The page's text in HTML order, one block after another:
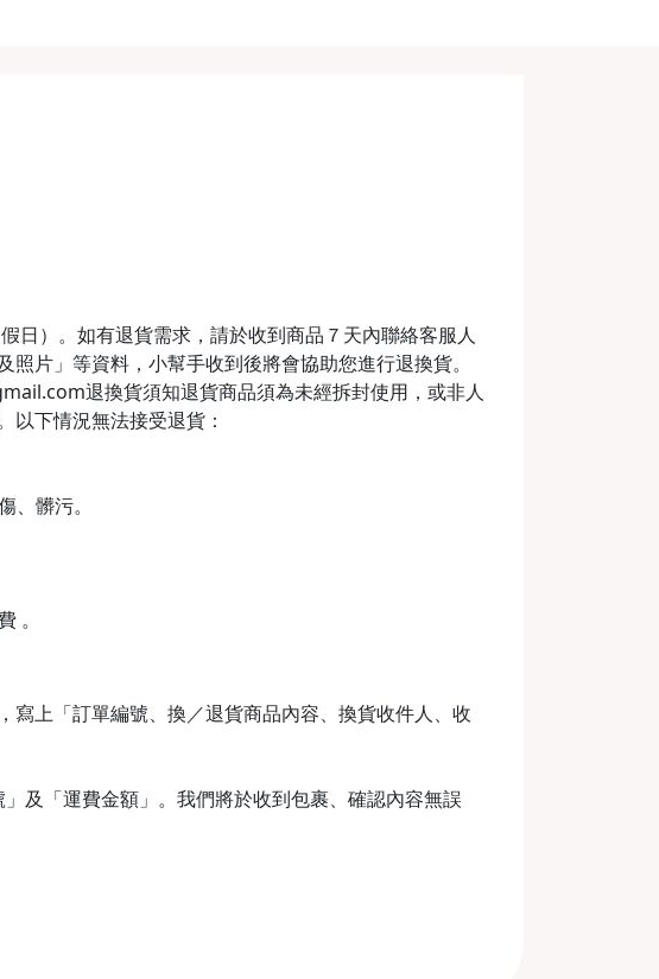
日）。如有退貨需求，請於收到商品７天內聯絡客服人
片」等資料，小幫手收到後將會協助您進行退換貨。
退換貨須知退貨商品須為未經拆封使用，或非人
下情況無法接受退貨：
髒污。
。
上「訂單編號、換／退貨商品內容、換貨收件人、收
及「運費金額」。我們將於收到包裹、確認內容無誤